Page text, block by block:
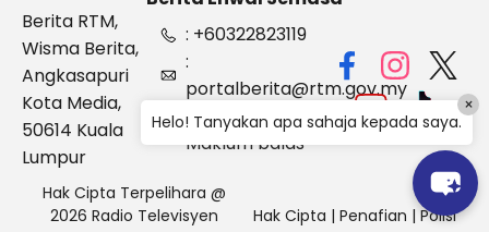
Berita RTM,
Wisma Berita,
Angkasapuri
Kota Media,
50614 Kuala
Lumpur
: +60322823119
:
portalberita@rtm.gov.my
: Aduan &
Maklum balas
Hak Cipta Terpelihara @
2026 Radio Televisyen
Hak Cipta | Penafian | Polisi
Helo! Tanyakan apa sahaja kepada saya.
×